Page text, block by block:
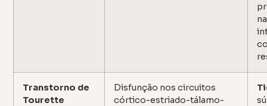
Transtorno de
Tourette
Disfunção nos circuitos
córtico-estriado-tálamo-